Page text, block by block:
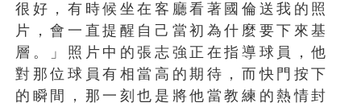
很好，有時候坐在客廳看著國倫送我的照
片，會一直提醒自己當初為什麼要下來基
層。」照片中的張志強正在指導球員，他
對那位球員有相當高的期待，而快門按下
的瞬間，那一刻也是將他當教練的熱情封